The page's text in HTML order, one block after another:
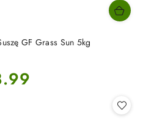
GF Grass Sun 5kg